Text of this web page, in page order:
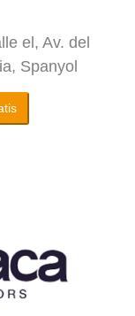
el, Av. del
Spanyol